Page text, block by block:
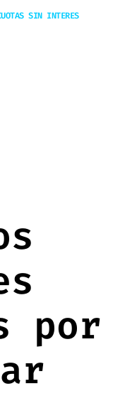
SIN INTERES
por